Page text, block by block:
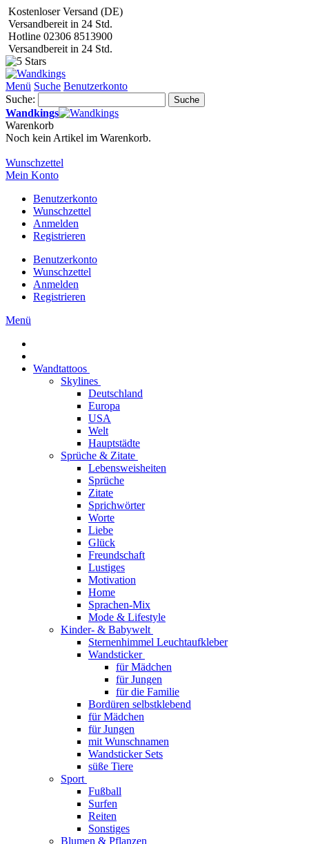
Kostenloser Versand (DE)
Versandbereit in 24 Std.
Hotline 02306 8513900
Versandbereit in 24 Std.
Menü Suche Benutzerkonto
Suche:
Suche
Wandkings
Warenkorb
Noch kein Artikel im Warenkorb.
Wunschzettel
Mein Konto
Benutzerkonto
Wunschzettel
Anmelden
Registrieren
Benutzerkonto
Wunschzettel
Anmelden
Registrieren
Menü
Wandtattoos
Skylines
Deutschland
Europa
USA
Welt
Hauptstädte
Sprüche & Zitate
Lebensweisheiten
Sprüche
Zitate
Sprichwörter
Worte
Liebe
Glück
Freundschaft
Lustiges
Motivation
Home
Sprachen-Mix
Mode & Lifestyle
Kinder- & Babywelt
Sternenhimmel Leuchtaufkleber
Wandsticker
für Mädchen
für Jungen
für die Familie
Bordüren selbstklebend
für Mädchen
für Jungen
mit Wunschnamen
Wandsticker Sets
süße Tiere
Sport
Fußball
Surfen
Reiten
Sonstiges
Blumen & Pflanzen